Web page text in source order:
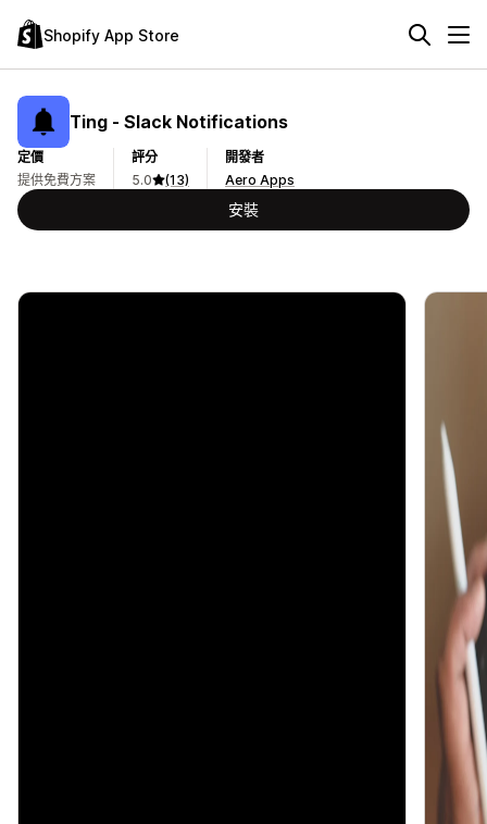
Shopify App Store
Ting ‑ Slack Notifications
定價
提供免費方案
評分
5.0
(13)
開發者
Aero Apps
安裝